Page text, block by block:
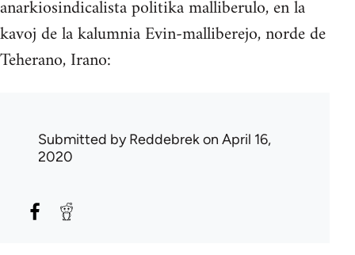
anarkiosindicalista politika malliberulo, en la
kavoj de la kalumnia Evin-malliberejo, norde de
Teherano, Irano:
Submitted byReddebrekon April 16,
2020